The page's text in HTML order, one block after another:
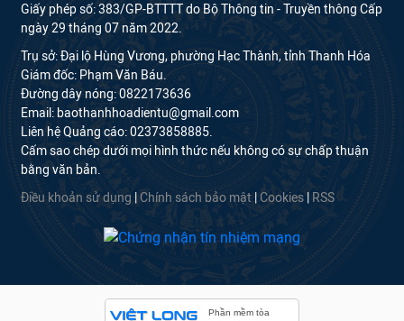
Giấy phép số: 383/GP-BTTTT do Bộ Thông tin - Truyền thông Cấp
ngày 29 tháng 07 năm 2022.
Trụ sở: Đại lộ Hùng Vương, phường Hạc Thành, tỉnh Thanh Hóa
Giám đốc: Phạm Văn Báu.
Đường dây nóng: 0822173636
Email: baothanhhoadientu@gmail.com
Liên hệ Quảng cáo: 02373858885.
Cấm sao chép dưới mọi hình thức nếu không có sự chấp thuận
bằng văn bản.
Điều khoản sử dụng Chính sách bảo mật Cookies RSS
Phần mềm tòa